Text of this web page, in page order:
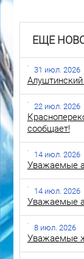
ЕЩЕ
31 июл. 2026
22 июл. 2026
сообщает!
14 июл. 2026
Уважаемые
14 июл. 2026
Уважаемые
8 июл. 2026
Уважаемые